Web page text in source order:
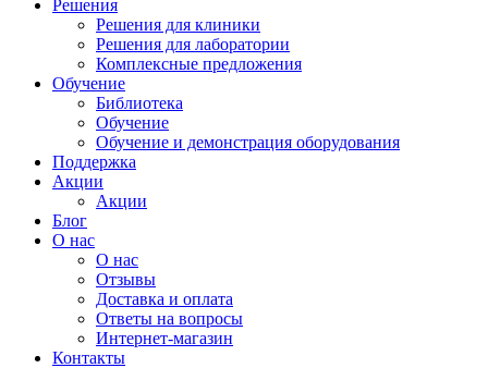
Решения
Решения для клиники
Решения для лаборатории
Комплексные предложения
Обучение
Библиотека
Обучение
Обучение и демонстрация оборудования
Поддержка
Акции
Акции
Блог
О нас
О нас
Отзывы
Доставка и оплата
Ответы на вопросы
Интернет-магазин
Контакты